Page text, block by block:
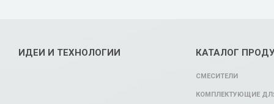
ИДЕИ И ТЕХНОЛОГИИ КАТАЛОГ
СМЕСИТЕЛИ
КОМПЛЕКТУЮЩИЕ